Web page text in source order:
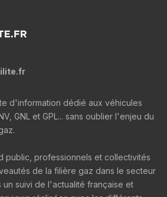
d'information dédié aux véhicules
GNL et GPL... sans oublier l'enjeu du
public, professionnels et collectivités
de la filière gaz dans le secteur
un suivi de l'actualité française et